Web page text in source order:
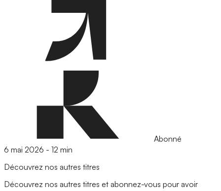
Abonné
6 mai 2026 - 12 min
Découvrez nos autres titres
Découvrez nos autres titres et abonnez-vous pour avoir